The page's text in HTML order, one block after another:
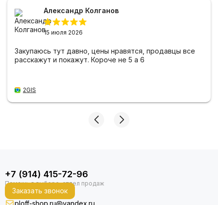
Александр Колганов
15 июля 2026
Закупаюсь тут давно, цены нравятся, продавцы все
расскажут и покажут. Короче не 5 а 6
2GIS
+7 (914) 415-72-96
Заказать звонок
ploff-shop.ru@yandex.ru